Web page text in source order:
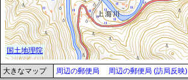
大きなマップ 周辺の郵便局 周辺の郵便局 (訪局反映)